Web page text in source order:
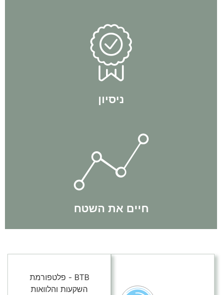
ניסיון
אין חכם כבעל ניסיון. אביתר בן פורת - מייסד החברה, הגיע
לעצמאות כלכלית עוד לפני שהתחיל בתהליכי ליווי והיום מלמד
מתוך הניסיון האישי שלו.
חיים את השטח
הצוות שלנו חי את השטח באופן קבוע. אנחנו מבצעים עסקאות
באופן יומיומי ותמיד שומרים על דינאמיות ומתעדכנים בשינויים
תוך כדי תנועה.
BTB - פלטפורמת
השקעות והלוואות